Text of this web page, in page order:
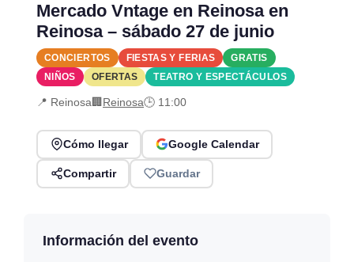
Mercado Vntage en Reinosa en
Reinosa – sábado 27 de junio
CONCIERTOS FIESTAS Y FERIAS
GRATIS
NIÑOS
OFERTAS TEATRO Y ESPECTÁCULOS
📍 Reinosa🏢 Reinosa🕒 11:00
Cómo llegar Google Calendar
Compartir Guardar
Información del evento